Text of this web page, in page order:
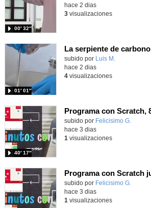
00′ 32″
hace 2 dias
3visualizaciones
La serpiente de carbono
Contenido educativo.
subido por Luis M.
01′ 01″
hace 2 dias
4visualizaciones
Contenido educativo.
subido por Felicisimo G.
40′ 17″
hace 3 dias
1 visualizaciones
Contenido educativo.
subido por Felicisimo G.
hace 3 dias
1 visualizaciones